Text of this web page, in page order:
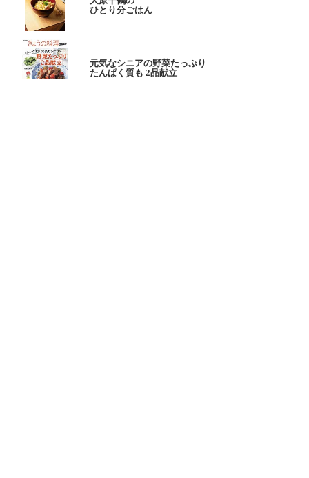
ひとり分ごはん
元気なシニアの野菜たっぷり
たんぱく質も 2品献立